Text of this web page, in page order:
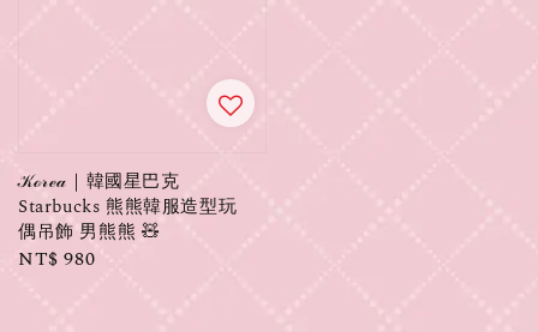
𝒦ℴ𝓇ℯ𝒶｜韓國星巴克
Starbucks 熊熊韓服造型玩
偶吊飾 男熊熊 🧸
Regular
NT$ 980